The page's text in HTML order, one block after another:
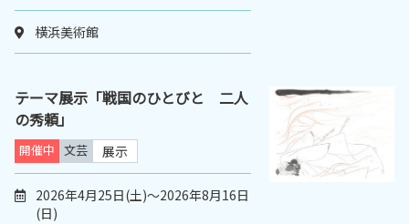
横浜美術館
テーマ展示「戦国のひとびと 二人
の秀頼」
開催中 文芸 展示
2026年4月25日(土)～2026年8月16日
(日)